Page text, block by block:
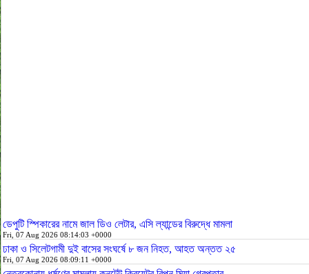
ডেপুটি স্পিকারের নামে জাল ডিও লেটার, এসি ল্যান্ডের বিরুদ্ধে মামলা
Fri, 07 Aug 2026 08:14:03 +0000
ঢাকা ও সিলেটগামী দুই বাসের সংঘর্ষে ৮ জন নিহত, আহত অন্তত ২৫
Fri, 07 Aug 2026 08:09:11 +0000